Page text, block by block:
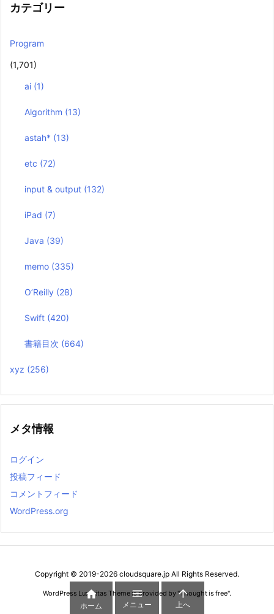
カテゴリー
Program
(1,701)
ai (1)
Algorithm (13)
astah* (13)
etc (72)
input & output (132)
iPad (7)
Java (39)
memo (335)
O’Reilly (28)
Swift (420)
書籍目次 (664)
xyz (256)
メタ情報
ログイン
投稿フィード
コメントフィード
WordPress.org
Copyright © 2019-2026 cloudsquare.jp All Rights Reserved.
WordPress Luxeritas Theme is provided by "Thought is free".

ホーム

メニュー

上へ